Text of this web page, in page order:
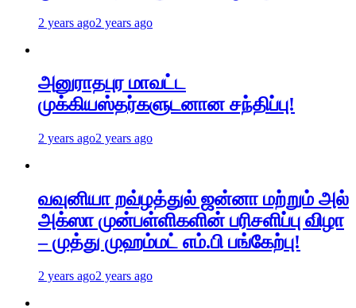
2 years ago2 years ago
அனுராதபுர மாவட்ட
முக்கியஸ்தர்களுடனான சந்திப்பு!
2 years ago2 years ago
வவுனியா றவ்ழத்துல் ஜன்னா மற்றும் அல்
அக்ஸா முன்பள்ளிகளின் பரிசளிப்பு விழா
– முத்து முஹம்மட் எம்.பி பங்கேற்பு!
2 years ago2 years ago